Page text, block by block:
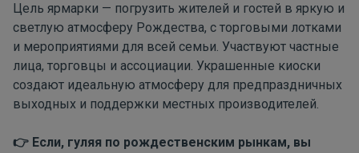
Цель ярмарки — погрузить жителей и гостей в яркую и
светлую атмосферу Рождества, с торговыми лотками
и мероприятиями для всей семьи. Участвуют частные
лица, торговцы и ассоциации. Украшенные киоски
создают идеальную атмосферу для предпраздничных
выходных и поддержки местных производителей.
👉 Если, гуляя по рождественским рынкам, вы